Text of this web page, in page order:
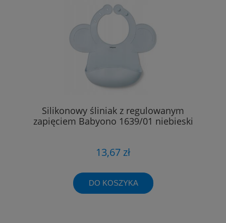
Silikonowy śliniak z regulowanym
zapięciem Babyono 1639/01 niebieski
13,67 zł
DO KOSZYKA